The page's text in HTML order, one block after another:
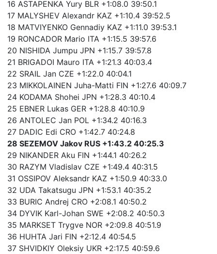
16 ASTAPENKA Yury BLR +1:08.0 39:50.1
17 MALYSHEV Alexandr KAZ +1:10.4 39:52.5
18 MATVIYENKO Gennadiy KAZ +1:11.0 39:53.1
19 RONCADOR Mario ITA +1:15.5 39:57.6
20 NISHIDA Jumpu JPN +1:15.7 39:57.8
21 BRIGADOI Mauro ITA +1:21.3 40:03.4
22 SRAIL Jan CZE +1:22.0 40:04.1
23 MIKKOLAINEN Juha-Matti FIN +1:27.6 40:09.7
24 KODAMA Shohei JPN +1:28.3 40:10.4
25 EBNER Lukas GER +1:28.8 40:10.9
26 ANTOLEC Jan POL +1:34.2 40:16.3
27 DADIC Edi CRO +1:42.7 40:24.8
28 SEZEMOV Jakov RUS +1:43.2 40:25.3
29 NIKANDER Aku FIN +1:44.1 40:26.2
30 RAZYM Vladislav CZE +1:49.4 40:31.5
31 OSSIPOV Aleksandr KAZ +1:50.9 40:33.0
32 UDA Takatsugu JPN +1:53.1 40:35.2
33 BURIC Andrej CRO +2:08.1 40:50.2
34 DYVIK Karl-Johan SWE +2:08.2 40:50.3
35 MARKSET Trygve NOR +2:09.8 40:51.9
36 HUHTA Jari FIN +2:12.4 40:54.5
37 SHVIDKIY Oleksiy UKR +2:17.5 40:59.6